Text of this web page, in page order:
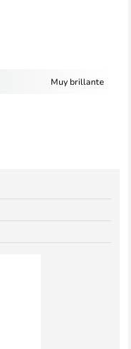
Muy brillante